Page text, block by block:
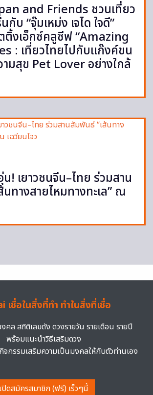
and Friends ชวนเที่ยว
บ “จุ๊มเหม่ง เจได ใจดี”
งเอ็กซ์คลูซีฟ “Amazing
: เที่ยวไทยไปกับแก๊งค์ขน
ามสุข Pet Lover อย่างใกล้
! เยาวชนจีน–ไทย ร่วมสาน
ทางสายไหมทางทะเล” ณ
เชื่อในสิ่งที่ทำ ทำในสิ่งที่เชื่อ
คล สถิติเลขดัง ดวงรายวัน รายเดือน รายปี
พร้อมแนะนำวิธีเสริมดวง
จกรรมเสริมความเป็นมงคลให้กับตัวท่านเอง
เปิดสมัครสมาชิก (ฟรี) เร็วๆนี้